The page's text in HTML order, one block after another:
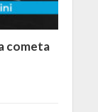
cometa